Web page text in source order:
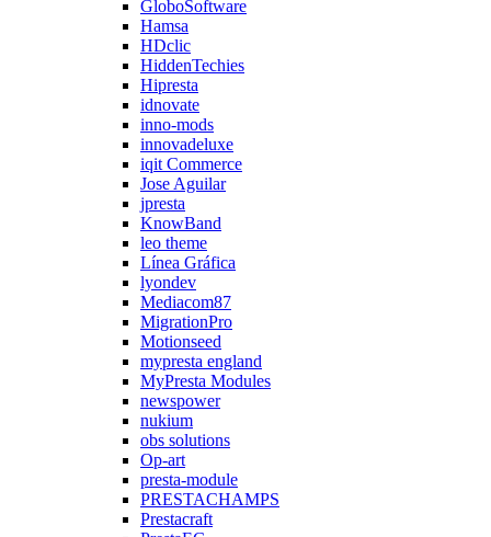
GloboSoftware
Hamsa
HDclic
HiddenTechies
Hipresta
idnovate
inno-mods
innovadeluxe
iqit Commerce
Jose Aguilar
jpresta
KnowBand
leo theme
Línea Gráfica
lyondev
Mediacom87
MigrationPro
Motionseed
mypresta england
MyPresta Modules
newspower
nukium
obs solutions
Op-art
presta-module
PRESTACHAMPS
Prestacraft